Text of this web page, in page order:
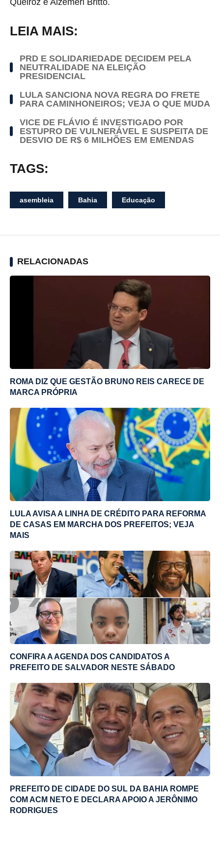
LEIA MAIS:
PRD E SOLIDARIEDADE DECIDEM PELA
NEUTRALIDADE NA ELEIÇÃO
PRESIDENCIAL
LULA SANCIONA NOVA REGRA DO FRETE
PARA CAMINHONEIROS; VEJA O QUE MUDA
VICE DE FLÁVIO É INVESTIGADO POR
ESTUPRO DE VULNERÁVEL E SUSPEITA DE
DESVIO DE R$ 6 MILHÕES EM EMENDAS
TAGS:
asembleia Bahia Educação
RELACIONADAS
ROMA DIZ QUE GESTÃO BRUNO REIS CARECE DE
MARCA PRÓPRIA
LULA AVISA A LINHA DE CRÉDITO PARA REFORMA
DE CASAS EM MARCHA DOS PREFEITOS; VEJA
MAIS
CONFIRA A AGENDA DOS CANDIDATOS A
PREFEITO DE SALVADOR NESTE SÁBADO
PREFEITO DE CIDADE DO SUL DA BAHIA ROMPE
COM ACM NETO E DECLARA APOIO A JERÔNIMO
RODRIGUES